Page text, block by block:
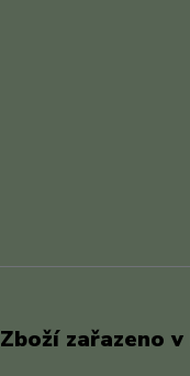
Zboží zařazeno